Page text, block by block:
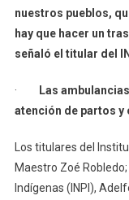
nuestros pueblos,
hay que hacer un
señaló el titular del
·
Las
atención de partos
Los titulares del
Maestro Zoé
Indígenas (INPI),